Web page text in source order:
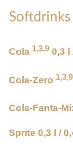
Softdrinks
Cola 1,3,9 0,3 l
Cola-Zero 1,3,
Cola-Fanta-
Sprite 0,3 l /